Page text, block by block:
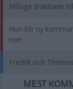
Många drabbade
Hon blir ny
norr
Fredrik och
MEST